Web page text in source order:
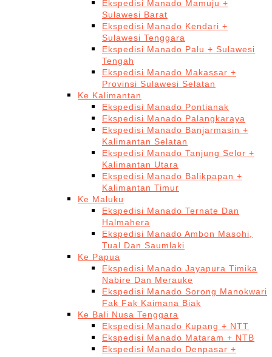
Ekspedisi Manado Mamuju +
Sulawesi Barat
Ekspedisi Manado Kendari +
Sulawesi Tenggara
Ekspedisi Manado Palu + Sulawesi
Tengah
Ekspedisi Manado Makassar +
Provinsi Sulawesi Selatan
Ke Kalimantan
Ekspedisi Manado Pontianak
Ekspedisi Manado Palangkaraya
Ekspedisi Manado Banjarmasin +
Kalimantan Selatan
Ekspedisi Manado Tanjung Selor +
Kalimantan Utara
Ekspedisi Manado Balikpapan +
Kalimantan Timur
Ke Maluku
Ekspedisi Manado Ternate Dan
Halmahera
Ekspedisi Manado Ambon Masohi,
Tual Dan Saumlaki
Ke Papua
Ekspedisi Manado Jayapura Timika
Nabire Dan Merauke
Ekspedisi Manado Sorong Manokwari
Fak Fak Kaimana Biak
Ke Bali Nusa Tenggara
Ekspedisi Manado Kupang + NTT
Ekspedisi Manado Mataram + NTB
Ekspedisi Manado Denpasar +